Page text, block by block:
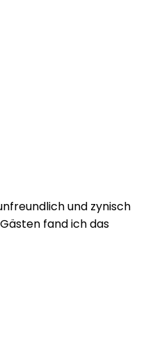
und zynisch
fand ich das